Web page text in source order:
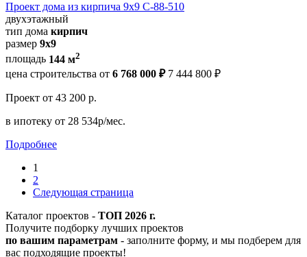
Проект дома из кирпича 9х9 С-88-510
двухэтажный
тип дома кирпич
размер 9х9
площадь 144 м2
цена строительства от 6 768 000 ₽ 7 444 800 ₽
Проект от 43 200 р.
в ипотеку от 28 534р/мес.
Подробнее
1
2
Следующая страница
Каталог проектов - ТОП 2026 г.
Получите подборку лучших проектов
по вашим параметрам - заполните форму, и мы подберем для
вас подходящие проекты!